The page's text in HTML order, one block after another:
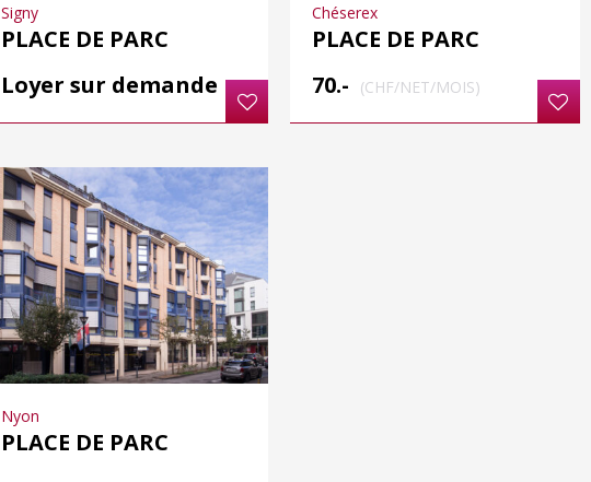
Signy
PLACE DE PARC
Loyer sur demande
Chéserex
PLACE DE PARC
70.-
(CHF/NET/MOIS)
Nyon
PLACE DE PARC